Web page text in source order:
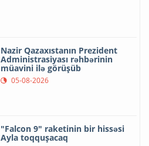
Nazir Qazaxıstanın Prezident
Administrasiyası rəhbərinin
müavini ilə görüşüb
05-08-2026
"Falcon 9" raketinin bir hissəsi
Ayla toqquşacaq